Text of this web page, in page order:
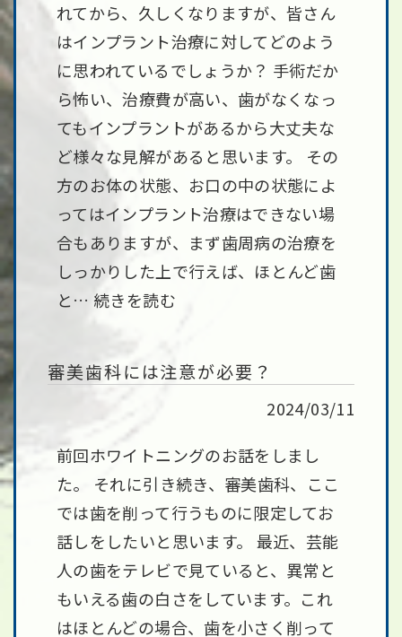
れてから、久しくなりますが、皆さん
はインプラント治療に対してどのよう
に思われているでしょうか？ 手術だか
ら怖い、治療費が高い、歯がなくなっ
てもインプラントがあるから大丈夫な
ど様々な見解があると思います。 その
方のお体の状態、お口の中の状態によ
ってはインプラント治療はできない場
合もありますが、まず歯周病の治療を
しっかりした上で行えば、ほとんど歯
と… 続きを読む
審美歯科には注意が必要？
2024/03/11
前回ホワイトニングのお話をしまし
た。 それに引き続き、審美歯科、ここ
では歯を削って行うものに限定してお
話しをしたいと思います。 最近、芸能
人の歯をテレビで見ていると、異常と
もいえる歯の白さをしています。これ
はほとんどの場合、歯を小さく削って